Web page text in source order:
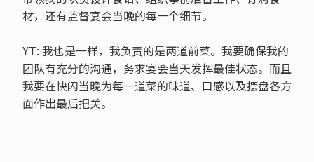
材，还有监督宴会当晚的每一个细节。
YT: 我也是一样，我负责的是两道前菜。我要确保我的
团队有充分的沟通，务求宴会当天发挥最佳状态。而且
我要在快闪当晚为每一道菜的味道、口感以及摆盘各方
面作出最后把关。